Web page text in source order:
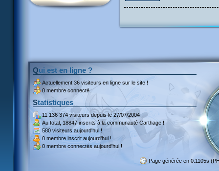
Qui est en ligne ?
Actuellement 36 visiteurs en ligne sur le site !
0 membre connecté.
Statistiques
11 136 374 visiteursdepuis le 27/07/2004 !
Au total, 18847 inscritsà la communauté Carthage !
580 visiteurs aujourd'hui !
0 membre inscrit aujourd'hui !
0 membre connectés aujourd'hui !
Page générée en 0.1105s